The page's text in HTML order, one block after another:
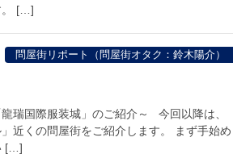
。 […]
問屋街リポート（問屋街オタク：鈴木陽介）
瑞国際服装城」のご紹介～ 今回以降は、
近くの問屋街をご紹介します。 まず手始め
[…]